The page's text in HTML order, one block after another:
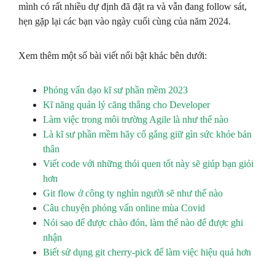
mình có rất nhiều dự định đã đặt ra và vẫn đang follow sát,
hẹn gặp lại các bạn vào ngày cuối cùng của năm 2024.
Xem thêm một số bài viết nổi bật khác bên dưới:
Phỏng vấn dạo kĩ sư phần mềm 2023
Kĩ năng quản lý căng thẳng cho Developer
Làm việc trong môi trường Agile là như thế nào
Là kĩ sư phần mềm hãy cố gắng giữ gìn sức khỏe bản
thân
Viết code với những thói quen tốt này sẽ giúp bạn giỏi
hơn
Git flow ở công ty nghìn người sẽ như thế nào
Câu chuyện phỏng vấn online mùa Covid
Nói sao để được chào đón, làm thế nào để được ghi
nhận
Biết sử dụng git cherry-pick để làm việc hiệu quả hơn